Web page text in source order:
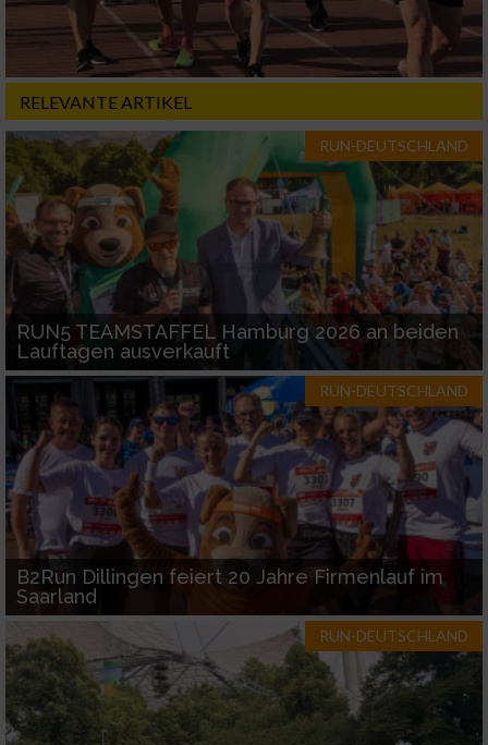
RELEVANTE ARTIKEL
RUN-DEUTSCHLAND
RUN5 TEAMSTAFFEL Hamburg 2026 an beiden
Lauftagen ausverkauft
RUN-DEUTSCHLAND
B2Run Dillingen feiert 20 Jahre Firmenlauf im
Saarland
RUN-DEUTSCHLAND
Notwendig
Performance
Funktional
Werbung